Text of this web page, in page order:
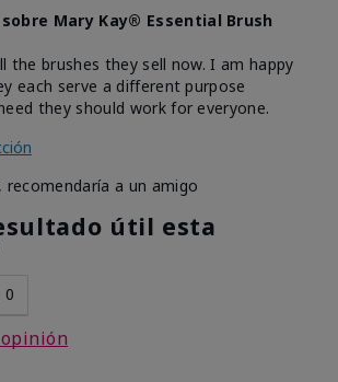
Mary Kay® Essential Brush
the brushes they sell now. I am happy
each serve a different purpose
they should work for everyone.
recomendaría a un amigo
útil esta
0